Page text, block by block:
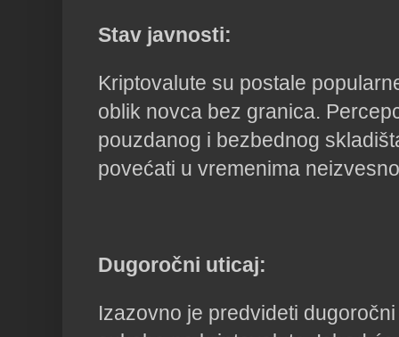
Stav javnosti:
Kriptovalute su postale
oblik novca bez granica.
pouzdanog i bezbednog
povećati u vremenima
Dugoročni uticaj:
Izazovno je predvideti